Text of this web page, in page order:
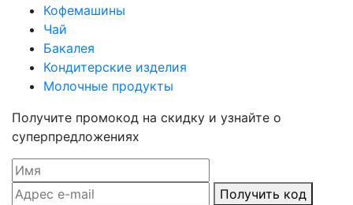
Кофемашины
Чай
Бакалея
Кондитерские изделия
Молочные продукты
Получите промокод на скидку и узнайте о
суперпредложениях
Получить код